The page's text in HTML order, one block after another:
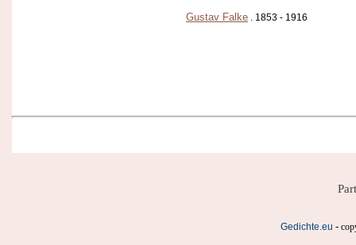
Gustav Falke . 1853 - 1916
Gedichte.eu -